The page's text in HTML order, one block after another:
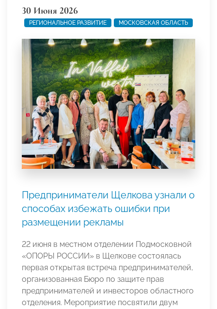
30 Июня 2026
РЕГИОНАЛЬНОЕ РАЗВИТИЕ МОСКОВСКАЯ ОБЛАСТЬ
Предприниматели Щелкова узнали о
способах избежать ошибки при
размещении рекламы
22 июня в местном отделении Подмосковной
«ОПОРЫ РОССИИ» в Щелкове состоялась
первая открытая встреча предпринимателей,
организованная Бюро по защите прав
предпринимателей и инвесторов областного
отделения. Мероприятие посвятили двум